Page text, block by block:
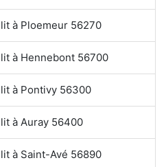
à Ploemeur 56270
à Hennebont 56700
à Pontivy 56300
à Auray 56400
à Saint-Avé 56890